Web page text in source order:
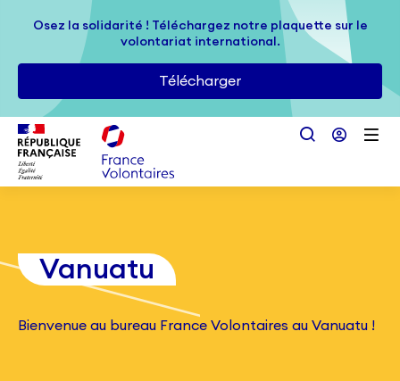
Passer au contenu principal
Osez la solidarité ! Téléchargez notre plaquette sur le
volontariat international.
Télécharger
Osez la solidarité ! Téléchargez notre plaquette sur le
volontariat international.
Télécharger
Vanuatu
Bienvenue au bureau France Volontaires au Vanuatu !